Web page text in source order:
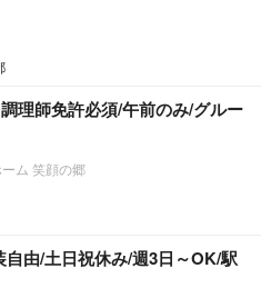
理師免許必須/午前のみ/グルー
ム 笑顔の郷
由/土日祝休み/週3日～OK/駅